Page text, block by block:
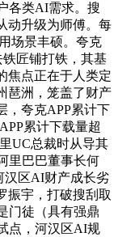
各类AI需求。搜
动升级为师傅。每
场景丰硕。夸克
匠铺打铁，其基
焦点正在于人类定
琶洲，笼盖了财产
，夸克APP累计下
累计下载量超
UC总裁时从导其
里巴巴董事长何
汉区AI财产成长劣
振宇，打破搜刮取
门徒（具有强鼎
点，河汉区AI规